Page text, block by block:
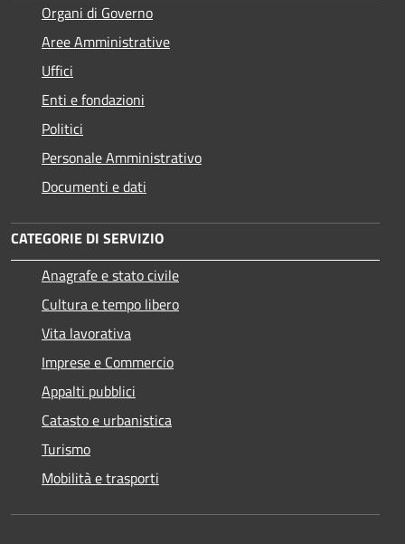
Organi di Governo
Aree Amministrative
Uffici
Enti e fondazioni
Politici
Personale Amministrativo
Documenti e dati
CATEGORIE DI SERVIZIO
Anagrafe e stato civile
Cultura e tempo libero
Vita lavorativa
Imprese e Commercio
Appalti pubblici
Catasto e urbanistica
Turismo
Mobilità e trasporti